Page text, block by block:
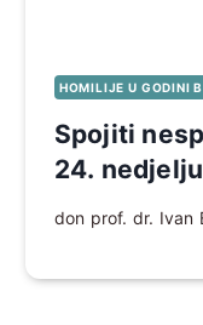
HOMILIJE U GODINI B
Spojiti
24.
don prof. dr. Ivan